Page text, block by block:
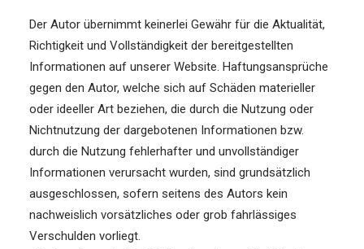
SEARCH
Der Autor übernimmt keinerlei Gewähr für die Aktualität,
Richtigkeit und Vollständigkeit der bereitgestellten
Informationen auf unserer Website. Haftungsansprüche
gegen den Autor, welche sich auf Schäden materieller
oder ideeller Art beziehen, die durch die Nutzung oder
Nichtnutzung der dargebotenen Informationen bzw.
durch die Nutzung fehlerhafter und unvollständiger
Informationen verursacht wurden, sind grundsätzlich
ausgeschlossen, sofern seitens des Autors kein
nachweislich vorsätzliches oder grob fahrlässiges
Verschulden vorliegt.